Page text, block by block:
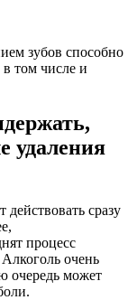
зубов способно
том числе и
удаления
действовать сразу
процесс
очень
очередь может